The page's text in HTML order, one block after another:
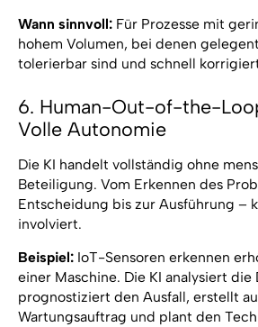
Wann sinnvoll:Für Prozesse mit
hohem Volumen, bei denen
tolerierbar sind und schnell
6. Human-Out-of-the-
Volle Autonomie
Die KI handelt vollständig ohne
Beteiligung. Vom Erkennen des
Entscheidung bis zur Ausführung –
involviert.
Beispiel:IoT-Sensoren erkennen
einer Maschine. Die KI analysiert die
prognostiziert den Ausfall, erstellt
Wartungsauftrag und plant den